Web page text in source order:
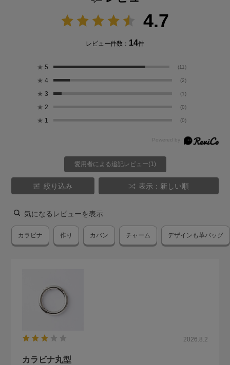
4.7
レビュー件数： 14件
★ 5 (11)
★ 4 (2)
★ 3 (1)
★ 2 (0)
★ 1 (0)
愛用者による追記レビュー(1)
絞り込み 表示：新しい順
気になるレビューを表示
カラビナ 作り カバン チャーム デザインも革バッグ
2026.8.2
カラビナ丸型